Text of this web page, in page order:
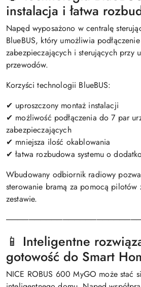
instalacja i łatwa
Napęd wyposażono w centralę
BlueBUS, który umożliwia
zabezpieczających i sterujących przy
przewodów.
Korzyści technologii BlueBUS:
✔ uproszczony montaż instalacji
✔ możliwość podłączenia do 7 par
zabezpieczających
✔ mniejsza ilość okablowania
✔ łatwa rozbudowa systemu o
Wbudowany odbiornik radiowy
sterowanie bramą za pomocą pilotów
zestawie.
📱 Inteligentne
gotowość do Smart
NICE ROBUS 600 MyGO może stać